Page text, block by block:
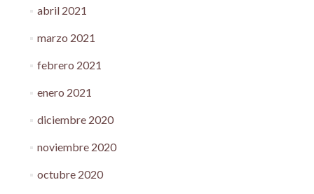
abril 2021
marzo 2021
febrero 2021
enero 2021
diciembre 2020
noviembre 2020
octubre 2020